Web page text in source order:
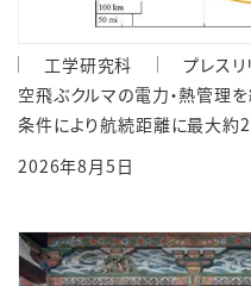
工学研究科
プレスリ
空飛ぶクルマの電力・熱管理
条件により航続距離に最大約
2026年8月5日